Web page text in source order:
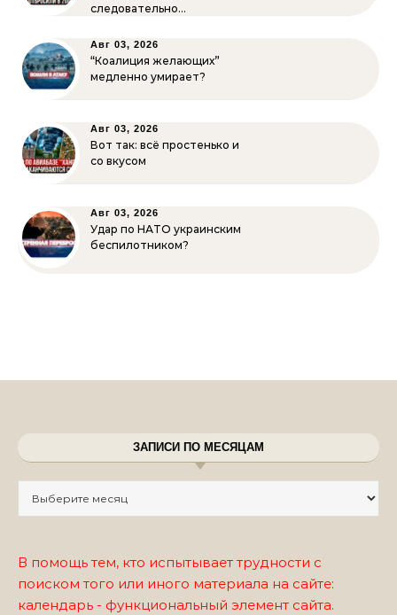
следовательно…
Авг 03, 2026
“Коалиция желающих”
медленно умирает?
Авг 03, 2026
Вот так: всё простенько и
со вкусом
Авг 03, 2026
Удар по НАТО украинским
беспилотником?
ЗАПИСИ ПО МЕСЯЦАМ
В помощь тем, кто испытывает трудности с
поиском того или иного материала на сайте:
календарь - функциональный элемент сайта.